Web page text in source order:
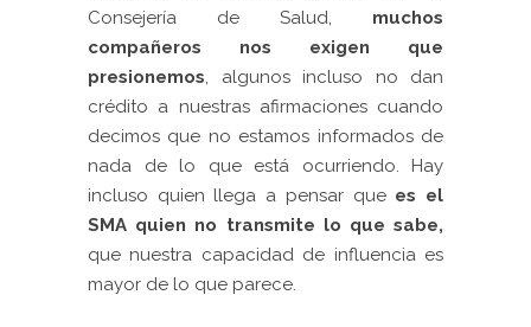
Consejería de Salud, muchos
compañeros nos exigen que
presionemos, algunos incluso no dan
crédito a nuestras afirmaciones cuando
decimos que no estamos informados de
nada de lo que está ocurriendo. Hay
incluso quien llega a pensar quees el
SMA quien no transmite lo que sabe,
que nuestra capacidad de influencia es
mayor de lo que parece.